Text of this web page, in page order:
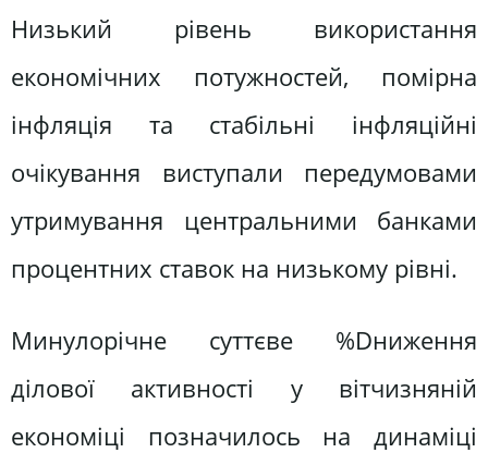
Низький рівень використання
економічних потужностей, помірна
інфляція та стабільні інфляційні
очікування виступали передумовами
утримування центральними банками
процентних ставок на низькому рівні.
Минулорічне суттєве %Dниження
ділової активності у вітчизняній
економіці позначилось на динаміці